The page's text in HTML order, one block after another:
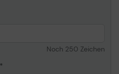
Noch 250 Zeichen